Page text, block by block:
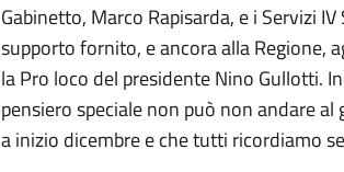
Gabinetto, Marco Rapisarda, e i Servizi
supporto fornito, e ancora alla Regione,
la Pro loco del presidente Nino Gullotti.
pensiero speciale non può non andare
a inizio dicembre e che tutti ricordiamo